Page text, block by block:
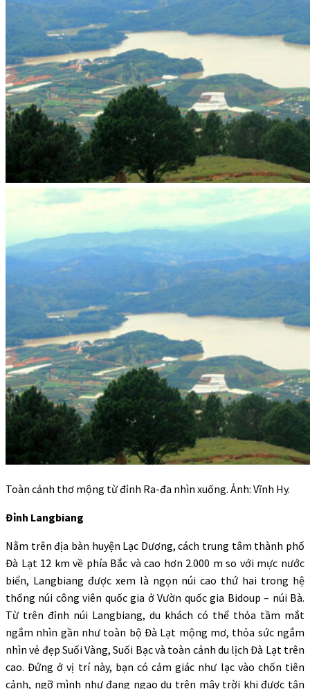
Toàn cảnh thơ mộng từ đỉnh Ra-đa nhìn xuống. Ảnh: Vĩnh Hy.
Đỉnh Langbiang
Nằm trên địa bàn huyện Lạc Dương, cách trung tâm thành phố
Đà Lạt 12 km về phía Bắc và cao hơn 2.000 m so với mực nước
biển, Langbiang được xem là ngọn núi cao thứ hai trong hệ
thống núi công viên quốc gia ở Vườn quốc gia Bidoup – núi Bà.
Từ trên đỉnh núi Langbiang, du khách có thể thỏa tầm mắt
ngắm nhìn gần như toàn bộ Đà Lạt mộng mơ, thỏa sức ngắm
nhìn vẻ đẹp Suối Vàng, Suối Bạc và toàn cảnh du lịch Đà Lạt trên
cao. Đứng ở vị trí này, bạn có cảm giác như lạc vào chốn tiên
cảnh, ngỡ mình như đang ngao du trên mây trời khi được tận